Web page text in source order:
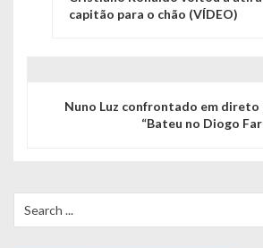
ã
o
capitão para o chão (VÍDEO)
Nuno Luz confrontado em
“Bateu no Diogo
for: